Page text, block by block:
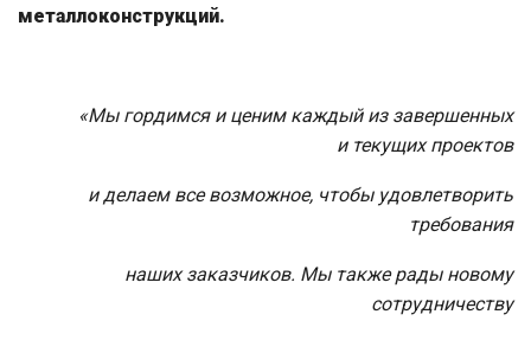
металлоконструкций.
«Мы гордимся и ценим каждый из завершенных
и текущих проектов
и делаем все возможное, чтобы удовлетворить
требования
наших заказчиков. Мы также рады новому
сотрудничеству